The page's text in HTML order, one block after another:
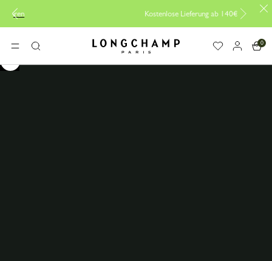
Kostenlose Lieferung ab 140€
MENÜSuche Longchamp - Home
0